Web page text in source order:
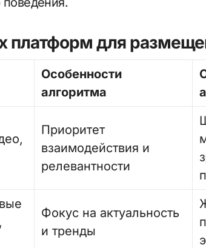
платформ для
Особенности
алгоритма
Приоритет
взаимодействия и
релевантности
Фокус на актуальность
и тренды